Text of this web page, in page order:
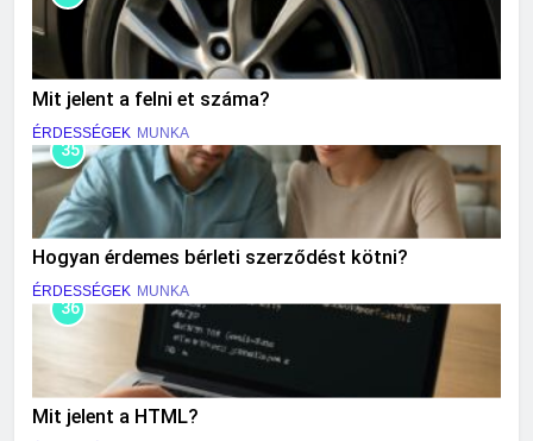
Mit jelent a felni et száma?
ÉRDESSÉGEK MUNKA
35
Hogyan érdemes bérleti szerződést kötni?
ÉRDESSÉGEK MUNKA
36
Mit jelent a HTML?